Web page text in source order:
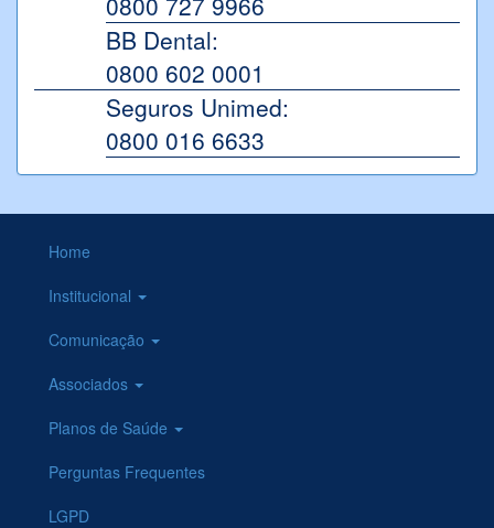
BB Dental:
0800 602 0001
Seguros Unimed:
0800 016 6633
Home
Institucional
Comunicação
Associados
Planos de Saúde
Perguntas Frequentes
LGPD